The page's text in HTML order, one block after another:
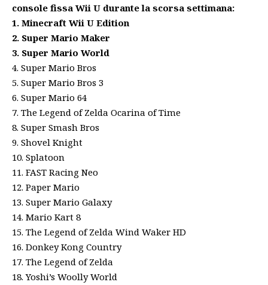
console fissa Wii U durante la scorsa settimana:
1. Minecraft Wii U Edition
2. Super Mario Maker
3. Super Mario World
4. Super Mario Bros
5. Super Mario Bros 3
6. Super Mario 64
7. The Legend of Zelda Ocarina of Time
8. Super Smash Bros
9. Shovel Knight
10. Splatoon
11. FAST Racing Neo
12. Paper Mario
13. Super Mario Galaxy
14. Mario Kart 8
15. The Legend of Zelda Wind Waker HD
16. Donkey Kong Country
17. The Legend of Zelda
18. Yoshi’s Woolly World